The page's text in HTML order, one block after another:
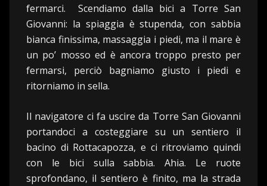
fermarci. Scendiamo dalla bici a Torre San
Giovanni: la spiaggia è stupenda, con sabbia
bianca finissima, massaggia i piedi, ma il mare è
un po’ mosso ed è ancora troppo presto per
fermarsi, perciò bagniamo giusto i piedi e
ritorniamo in sella.
Il navigatore ci fa uscire da Torre San Giovanni
portandoci a costeggiare su un sentiero il
bacino di Rottacapozza, e ci ritroviamo quindi
con le bici sulla sabbia. Ahia. Le ruote
sprofondano, il sentiero è finito, ma la strada